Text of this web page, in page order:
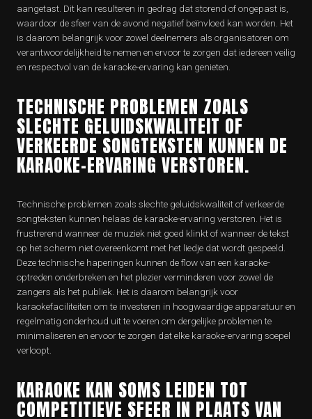
aangetast. Dit kan resulteren in gedrag dat storend of ongepast is,
waardoor de sfeer van de avond negatief beïnvloed kan worden. Het
is daarom belangrijk voor zowel deelnemers als organisatoren om
verantwoordelijkheid te nemen en ervoor te zorgen dat iedereen veilig
en respectvol van de karaoke-ervaring kan genieten.
TECHNISCHE PROBLEMEN ZOALS
SLECHTE GELUIDSKWALITEIT OF
VERKEERDE SONGTEKSTEN KUNNEN DE
KARAOKE-ERVARING VERSTOREN.
Technische problemen zoals slechte geluidskwaliteit of verkeerde
songteksten kunnen helaas de karaoke-ervaring verstoren. Het is
frustrerend wanneer de muziek niet goed klinkt of wanneer de tekst
op het scherm niet overeenkomt met het liedje dat wordt gespeeld.
Deze technische haperingen kunnen de flow van een karaoke-
optreden onderbreken en het plezier verminderen voor zowel de
zangers als het publiek. Het is daarom belangrijk voor
karaokefaciliteiten om te investeren in hoogwaardige apparatuur en
regelmatig onderhoud uit te voeren om dergelijke problemen te
minimaliseren en ervoor te zorgen dat elke karaoke-ervaring soepel
verloopt.
KARAOKE KAN SOMS LEIDEN TOT
COMPETITIEVE SFEER IN PLAATS VAN